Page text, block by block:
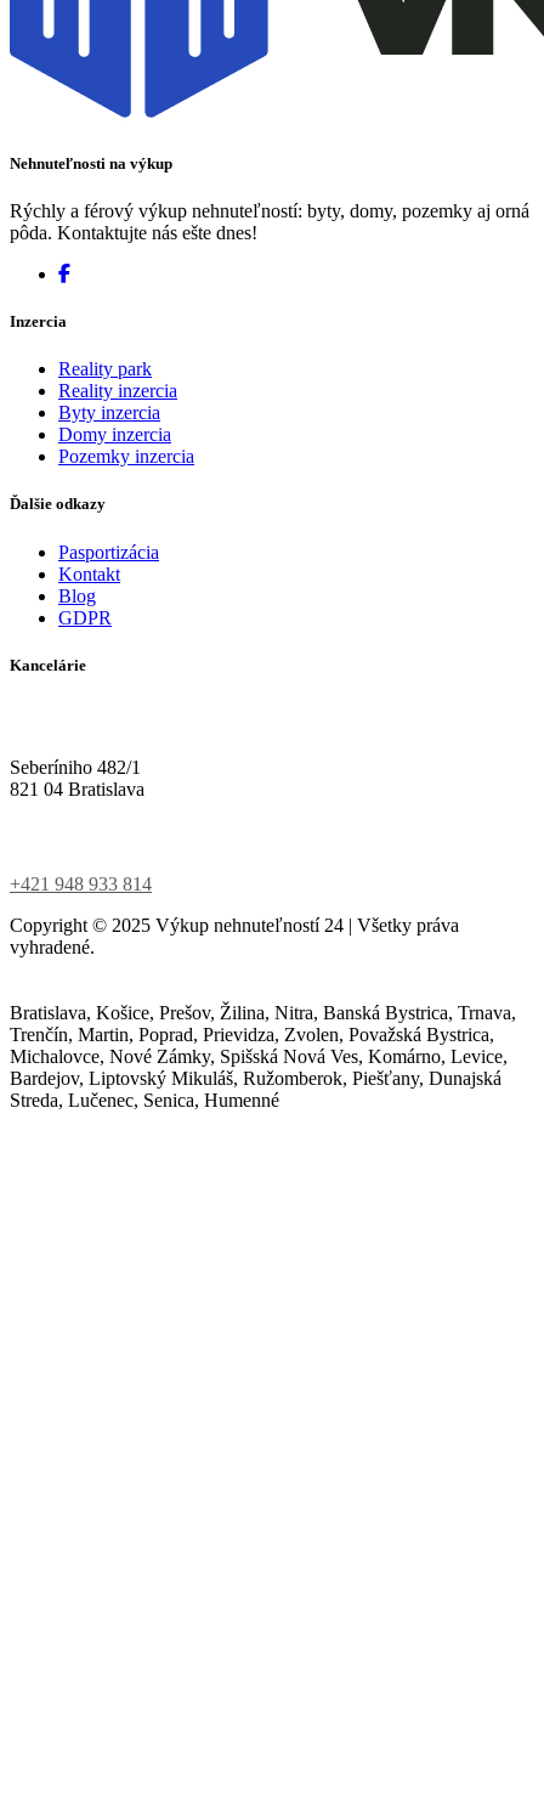
Nehnuteľnosti na výkup
Rýchly a férový výkup nehnuteľností: byty, domy, pozemky aj orná
pôda. Kontaktujte nás ešte dnes!
Inzercia
Reality park
Reality inzercia
Byty inzercia
Domy inzercia
Pozemky inzercia
Ďalšie odkazy
Pasportizácia
Kontakt
Blog
GDPR
Kancelárie
Seberíniho 482/1
821 04 Bratislava
+421 948 933 814
Copyright © 2025 Výkup nehnuteľností 24 | Všetky práva
vyhradené.
Bratislava, Košice, Prešov, Žilina, Nitra, Banská Bystrica, Trnava,
Trenčín, Martin, Poprad, Prievidza, Zvolen, Považská Bystrica,
Michalovce, Nové Zámky, Spišská Nová Ves, Komárno, Levice,
Bardejov, Liptovský Mikuláš, Ružomberok, Piešťany, Dunajská
Streda, Lučenec, Senica, Humenné